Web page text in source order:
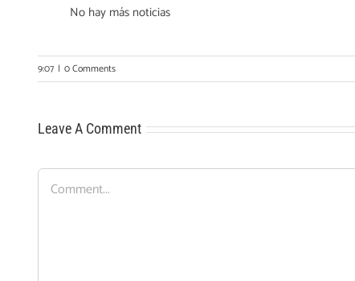
No hay más noticias
9:07 | 0 Comments
Leave A Comment
Comment